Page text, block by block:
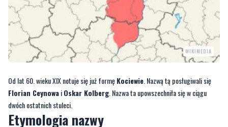
WIKIMEDIA
Od lat 60. wieku XIX notuje się już formęKociewie . Nazwą tą posługiwali się
Florian CeynowaiOskar Kolberg
. Nazwa ta upowszechniła się w ciągu
Etymologia nazwy
Nazwa "Kociewie" prawdopodobnie wywodzi się od wyrazukociełki, czyli
‘chaty’, albokocze, czyli ‘lekko sklecone szałasy’.
Możliwe też, że jest to nazwa pochodząca od